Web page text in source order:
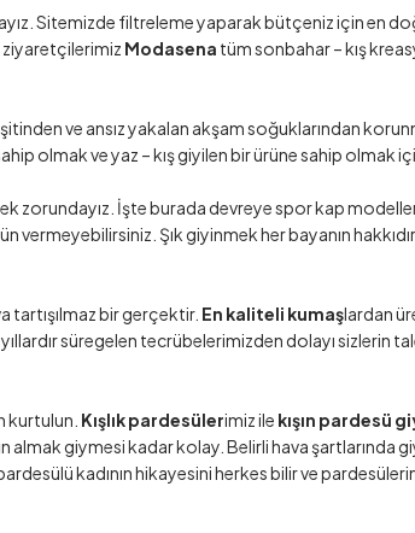
Sitemizde filtreleme yaparak bütçeniz için en
ziyaretçilerimiz Modasena tüm sonbahar – kış
ve ansız yakalan akşam soğuklarından
olmak ve yaz – kış giyilen bir ürüne sahip olmak
zorundayız. İşte burada devreye spor kap
Şık giyinmek her bayanın
tartışılmaz bir gerçektir. En kaliteli kumaşlardan
süregelen tecrübelerimizden dolayı sizlerin
kurtulun. Kışlık pardesülerimiz ile kışın pardesü
almak giymesi kadar kolay. Belirli hava şartlarında
kadının hikayesini herkes bilir ve